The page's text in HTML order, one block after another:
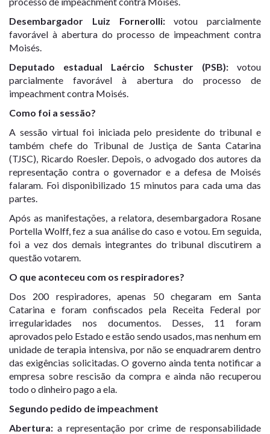
Desembargador Luiz Fornerolli:votou parcialmente
favorável à abertura do processo de impeachment contra
Moisés.
Deputado estadual Laércio Schuster (PSB):votou
parcialmente favorável à abertura do processo de
impeachment contra Moisés.
Como foi a sessão?
A sessão virtual foi iniciada pelo presidente do tribunal e
também chefe do Tribunal de Justiça de Santa Catarina
(TJSC), Ricardo Roesler. Depois, o advogado dos autores da
representação contra o governador e a defesa de Moisés
falaram. Foi disponibilizado 15 minutos para cada uma das
partes.
Após as manifestações, a relatora, desembargadora Rosane
Portella Wolff, fez a sua análise do caso e votou. Em seguida,
foi a vez dos demais integrantes do tribunal discutirem a
questão votarem.
O que aconteceu com os respiradores?
Dos 200 respiradores, apenas 50 chegaram em Santa
Catarina e foram confiscados pela Receita Federal por
irregularidades nos documentos. Desses, 11 foram
aprovados pelo Estado e estão sendo usados, mas nenhum em
unidade de terapia intensiva , por não se enquadrarem dentro
das exigências solicitadas. O governo ainda tenta notificar a
empresa sobre rescisão da compra e ainda não recuperou
todo o dinheiro pago a ela.
Segundo pedido de impeachment
Abertura: a representação por crime de responsabilidade